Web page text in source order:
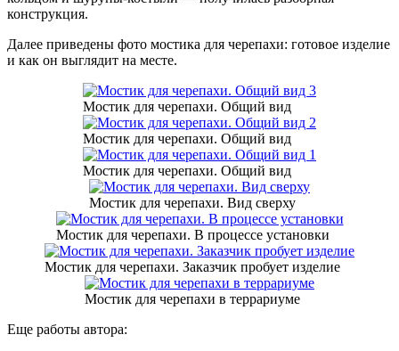
конструкция.
Далее приведены фото мостика для черепахи: готовое изделие
и как он выглядит на месте.
Мостик для черепахи. Общий вид
Мостик для черепахи. Общий вид
Мостик для черепахи. Общий вид
Мостик для черепахи. Вид сверху
Мостик для черепахи. В процессе установки
Мостик для черепахи. Заказчик пробует изделие
Мостик для черепахи в террариуме
Еще работы автора: